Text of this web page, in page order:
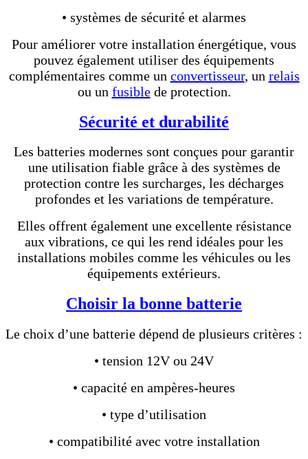
• systèmes de sécurité et alarmes
Pour améliorer votre installation énergétique, vous
pouvez également utiliser des équipements
complémentaires comme un convertisseur, un relais
ou un fusiblede protection.
Sécurité et durabilité
Les batteries modernes sont conçues pour garantir
une utilisation fiable grâce à des systèmes de
protection contre les surcharges, les décharges
profondes et les variations de température.
Elles offrent également une excellente résistance
aux vibrations, ce qui les rend idéales pour les
installations mobiles comme les véhicules ou les
équipements extérieurs.
Choisir la bonne batterie
Le choix d’une batterie dépend de plusieurs critères :
• tension 12V ou 24V
• capacité en ampères-heures
• type d’utilisation
• compatibilité avec votre installation